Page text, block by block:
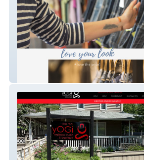
Ladies Consignment